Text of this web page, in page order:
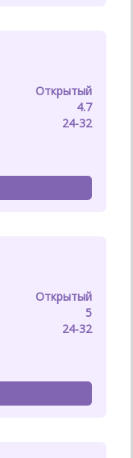
Открытый
4.7
24-32
Открытый
5
24-32